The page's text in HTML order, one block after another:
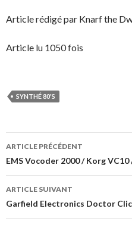
Article rédigé par Knarf the
Article lu 1050 fois
SYNTHÉ 80'S
Navigation
des
articles
ARTICLE PRÉCÉDENT
EMS Vocoder 2000 / Korg VC10
ARTICLE SUIVANT
Garfield Electronics Doctor